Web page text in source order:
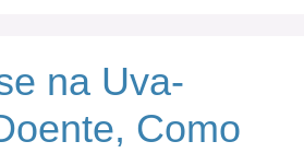
na Uva-
Como